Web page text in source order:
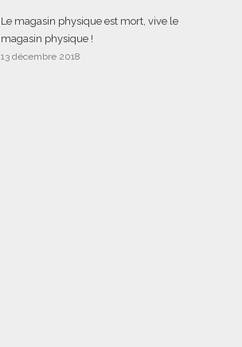
Le magasin physique est mort, vive le
magasin physique !
13 décembre 2018